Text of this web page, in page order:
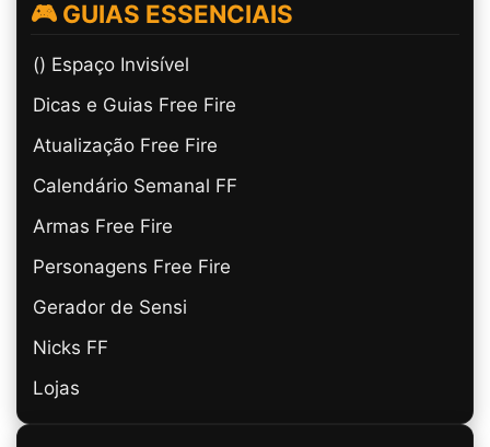
🎮 GUIAS ESSENCIAIS
(ㅤ) Espaço Invisível
Dicas e Guias Free Fire
Atualização Free Fire
Calendário Semanal FF
Armas Free Fire
Personagens Free Fire
Gerador de Sensi
Nicks FF
Lojas